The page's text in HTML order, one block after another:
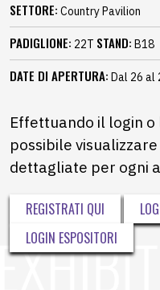
SETTORE: Country Pavilion
PADIGLIONE: 22T STAND: B18
DATE DI APERTURA: Dal 26 al
Effettuando il login
possibile
dettagliate per ogni
REGISTRATI QUI
LOGIN ESPOSITORI